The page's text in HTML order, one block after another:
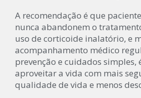
A recomendação é que
nunca abandonem o
uso de corticoide inalatório, e
acompanhamento médico
prevenção e cuidados simples,
aproveitar a vida com mais
qualidade de vida e menos